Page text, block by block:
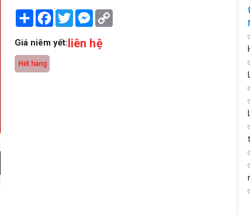
ShareFacebook
TwitterMessenger
Giá niêm yết:liên hệ
Hết hàng